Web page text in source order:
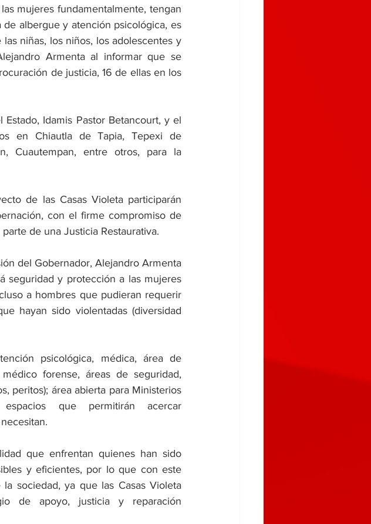
mujeres fundamentalmente, tengan
albergue y atención psicológica, es
niñas, los niños, los adolescentes y
Armenta al informar que se
de justicia, 16 de ellas en los
Idamis Pastor Betancourt, y el
en Chiautla de Tapia, Tepexi de
Cuautempan, entre otros, para la
de las Casas Violeta participarán
con el firme compromiso de
de una Justicia Restaurativa.
del Gobernador, Alejandro Armenta
seguridad y protección a las mujeres
a hombres que pudieran requerir
hayan sido violentadas (diversidad
psicológica, médica, área de
forense, áreas de seguridad,
peritos); área abierta para Ministerios
que permitirán acercar
que enfrentan quienes han sido
y eficientes, por lo que con este
sociedad, ya que las Casas Violeta
de apoyo, justicia y reparación